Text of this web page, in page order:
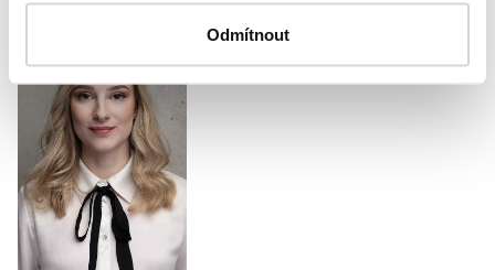
Odmítnout